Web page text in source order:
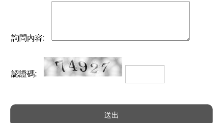
詢問內容:
認證碼: